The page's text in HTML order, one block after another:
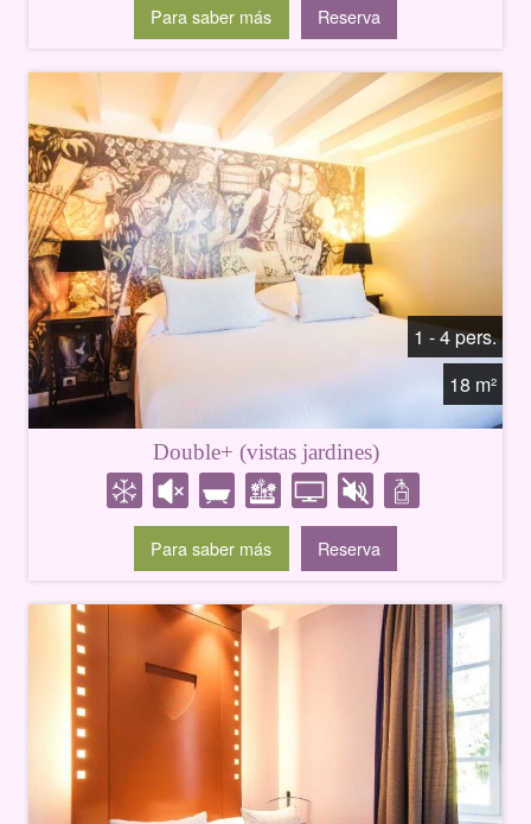
Para saber más Reserva
1 - 4 pers.
18 m²
Double+ (vistas jardines)
Para saber más Reserva